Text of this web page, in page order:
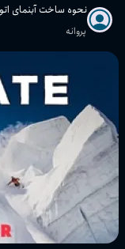
نحوه ساخت آبنمای
پروانه